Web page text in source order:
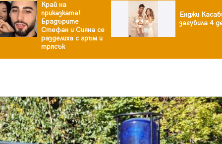
Край на
приказката!
Брадърите
Стефан и Сияна се
разделиха с гръм и
трясък
Енджи
загубила 4